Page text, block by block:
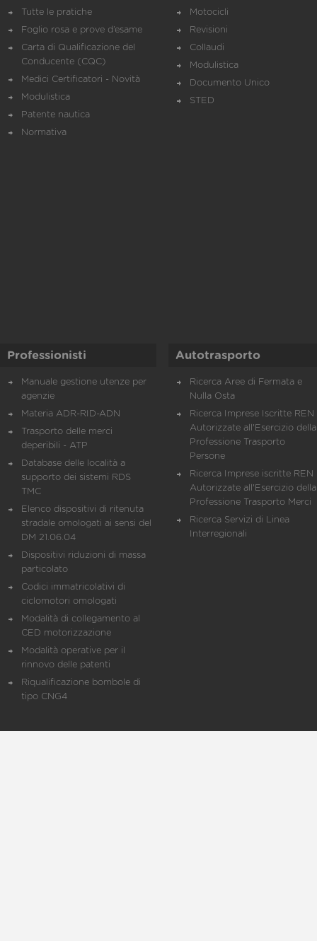
Tutte le pratiche
Foglio rosa e prove d’esame
Carta di Qualificazione del
Conducente (CQC)
Medici Certificatori - Novità
Modulistica
Patente nautica
Normativa
Motocicli
Revisioni
Collaudi
Modulistica
Documento Unico
STED
Professionisti
Manuale gestione utenze per
agenzie
Materia ADR-RID-ADN
Trasporto delle merci
deperibili - ATP
Database delle località a
supporto dei sistemi RDS
TMC
Elenco dispositivi di ritenuta
stradale omologati ai sensi del
DM 21.06.04
Dispositivi riduzioni di massa
particolato
Codici immatricolativi di
ciclomotori omologati
Modalità di collegamento al
CED motorizzazione
Modalità operative per il
rinnovo delle patenti
Riqualificazione bombole di
tipo CNG4
Autotrasporto
Ricerca Aree di Fermata e
Nulla Osta
Ricerca Imprese Iscritte REN
Autorizzate all'Esercizio della
Professione Trasporto
Persone
Ricerca Imprese iscritte REN
Autorizzate all'Esercizio della
Professione Trasporto Merci
Ricerca Servizi di Linea
Interregionali